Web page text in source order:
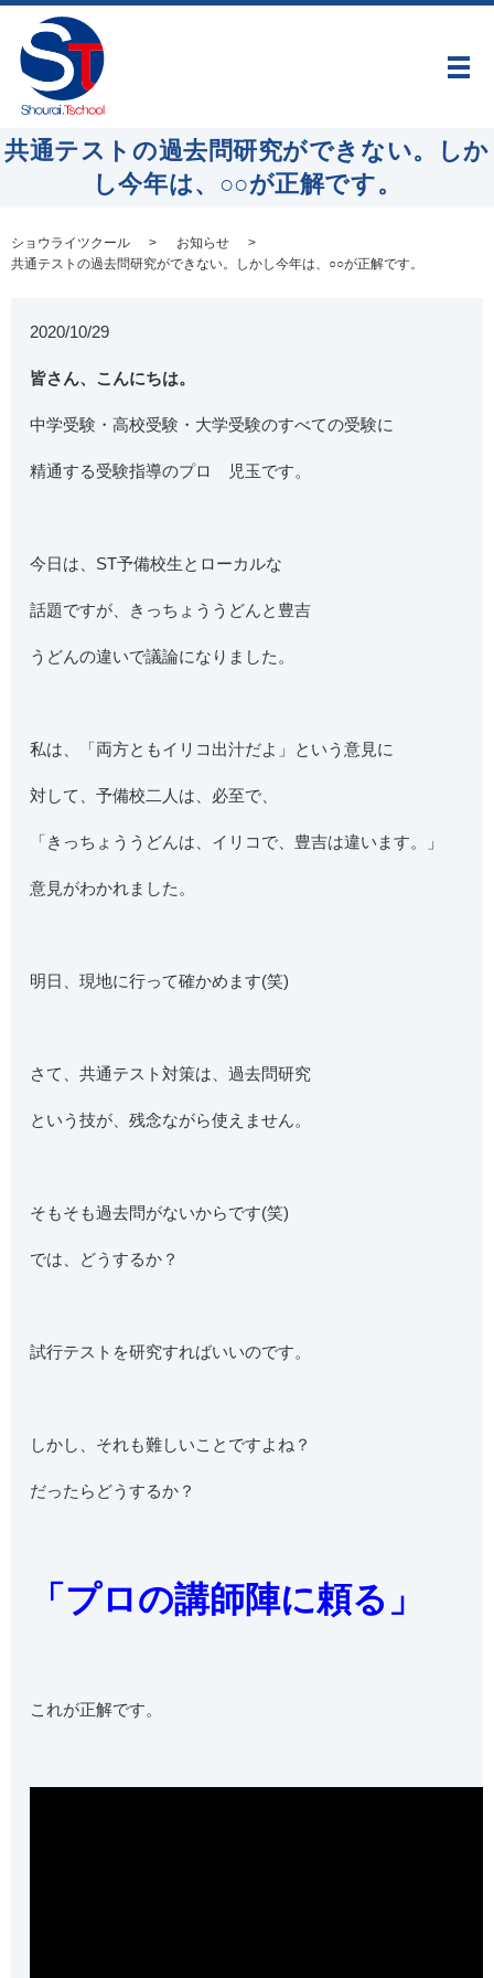
メ
共通テストの過去問研究ができない。しか
し今年は、○○が正解です。
ショウライツクール
お知らせ
共通テストの過去問研究ができない。しかし今年は、○○が正解です。
2020/10/29
皆さん、こんにちは。
中学受験・高校受験・大学受験のすべての受験に
精通する受験指導のプロ 児玉です。
今日は、ST予備校生とローカルな
話題ですが、きっちょううどんと豊吉
うどんの違いで議論になりました。
私は、「両方ともイリコ出汁だよ」という意見に
対して、予備校二人は、必至で、
「きっちょううどんは、イリコで、豊吉は違います。」
意見がわかれました。
明日、現地に行って確かめます(笑)
さて、共通テスト対策は、過去問研究
という技が、残念ながら使えません。
そもそも過去問がないからです(笑)
では、どうするか？
試行テストを研究すればいいのです。
しかし、それも難しいことですよね？
だったらどうするか？
「プロの講師陣に頼る」
これが正解です。